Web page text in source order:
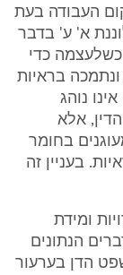
העבודה בעת
א' ע' בדבר
כדי
בראיות
נוהג
אלא
בחומר
בעניין זה
ומידת
הנתונים
הדן בערעור